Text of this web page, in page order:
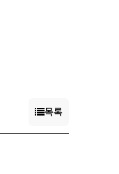
목록